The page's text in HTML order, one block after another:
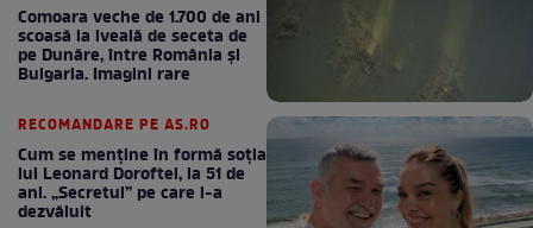
Comoara veche de 1.700 de ani
scoasă la iveală de seceta de
pe Dunăre, între România şi
Bulgaria. Imagini rare
RECOMANDARE PE AS.RO
Cum se menţine în formă soţia
lui Leonard Doroftei, la 51 de
ani. „Secretul” pe care l-a
dezvăluit